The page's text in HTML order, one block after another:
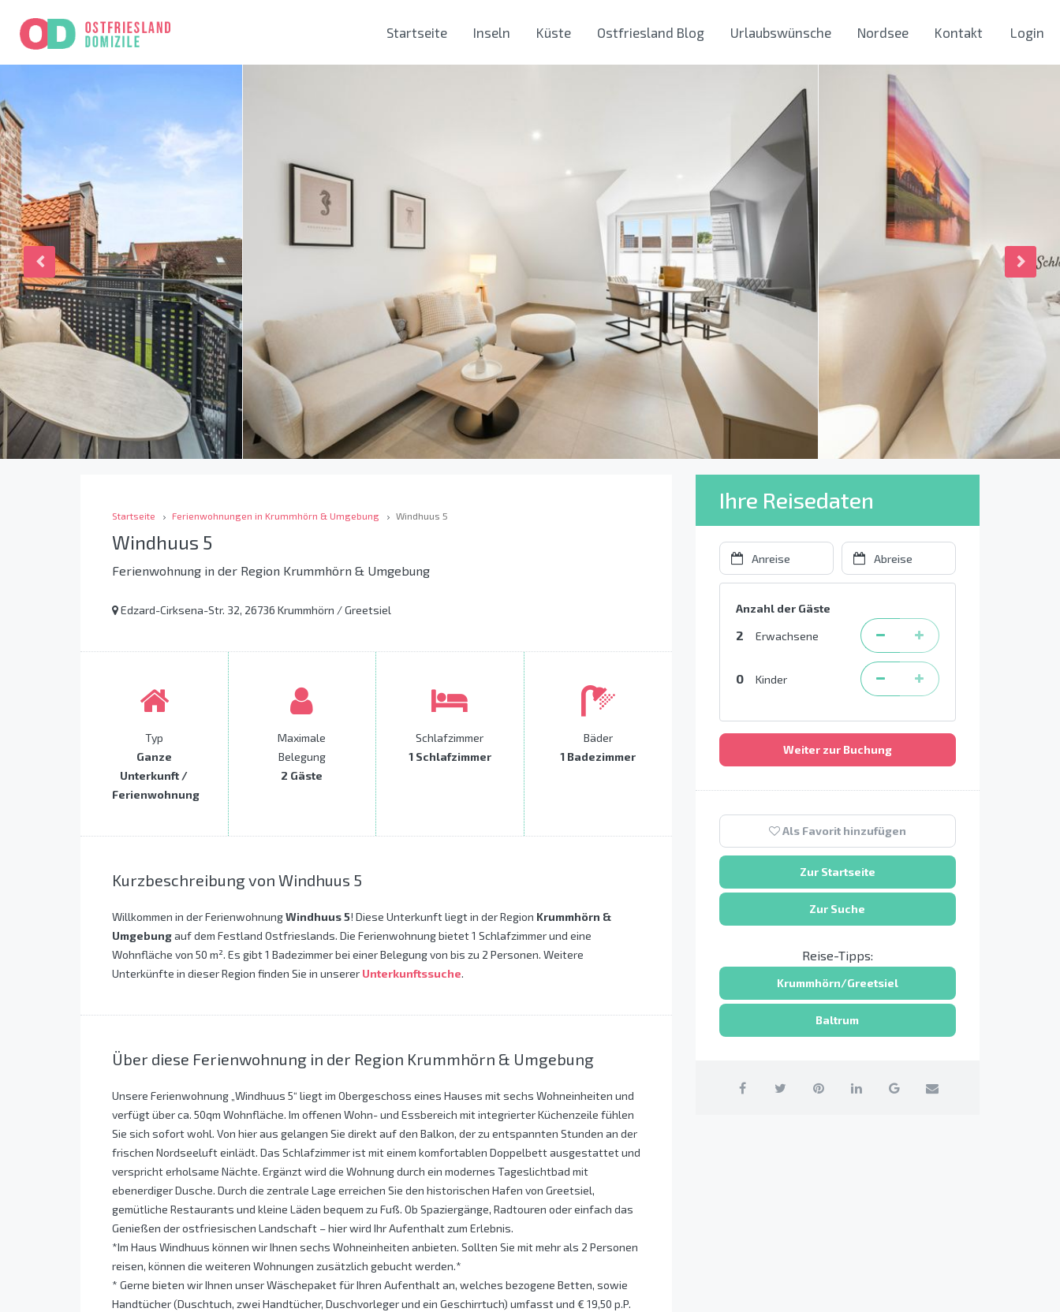
Startseite Inseln Küste Ostfriesland Blog Urlaubswünsche Nordsee Kontakt Login
Startseite Ferienwohnungen in Krummhörn & Umgebung Windhuus 5
Windhuus 5
Ferienwohnung in der Region Krummhörn & Umgebung
Edzard-Cirksena-Str. 32, 26736 Krummhörn / Greetsiel
Typ
Ganze
Unterkunft /
Ferienwohnung
Maximale
Belegung
2 Gäste
Schlafzimmer
1 Schlafzimmer
Bäder
1 Badezimmer
Kurzbeschreibung von Windhuus 5
Willkommen in der FerienwohnungWindhuus 5! Diese Unterkunft liegt in der Region Krummhörn &
Umgebungauf dem Festland Ostfrieslands. Die Ferienwohnung bietet 1 Schlafzimmer und eine
Wohnfläche von 50 m². Es gibt 1 Badezimmer bei einer Belegung von bis zu 2 Personen. Weitere
Unterkünfte in dieser Region finden Sie in unserer Unterkunftssuche.
Über diese Ferienwohnung in der Region Krummhörn & Umgebung
Unsere Ferienwohnung „Windhuus 5“ liegt im Obergeschoss eines Hauses mit sechs Wohneinheiten und
verfügt über ca. 50qm Wohnfläche. Im offenen Wohn- und Essbereich mit integrierter Küchenzeile fühlen
Sie sich sofort wohl. Von hier aus gelangen Sie direkt auf den Balkon, der zu entspannten Stunden an der
frischen Nordseeluft einlädt. Das Schlafzimmer ist mit einem komfortablen Doppelbett ausgestattet und
verspricht erholsame Nächte. Ergänzt wird die Wohnung durch ein modernes Tageslichtbad mit
ebenerdiger Dusche. Durch die zentrale Lage erreichen Sie den historischen Hafen von Greetsiel,
gemütliche Restaurants und kleine Läden bequem zu Fuß. Ob Spaziergänge, Radtouren oder einfach das
Genießen der ostfriesischen Landschaft – hier wird Ihr Aufenthalt zum Erlebnis.
*Im Haus Windhuus können wir Ihnen sechs Wohneinheiten anbieten. Sollten Sie mit mehr als 2 Personen
reisen, können die weiteren Wohnungen zusätzlich gebucht werden.*
* Gerne bieten wir Ihnen unser Wäschepaket für Ihren Aufenthalt an, welches bezogene Betten, sowie
Handtücher (Duschtuch, zwei Handtücher, Duschvorleger und ein Geschirrtuch) umfasst und € 19,50 p.P.
Ihre Reisedaten
Anzahl der Gäste
2 Erwachsene
0 Kinder
Weiter zur Buchung
Als Favorit hinzufügen
Zur Startseite
Zur Suche
Reise-Tipps:
Krummhörn/Greetsiel
Baltrum